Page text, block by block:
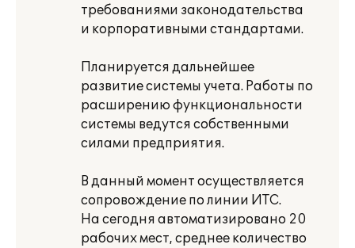
требованиями законодательства
и корпоративными стандартами.
Планируется дальнейшее
развитие системы учета. Работы по
расширению функциональности
системы ведутся собственными
силами предприятия.
В данный момент осуществляется
сопровождение по линии ИТС.
На сегодня автоматизировано 20
рабочих мест, среднее количество